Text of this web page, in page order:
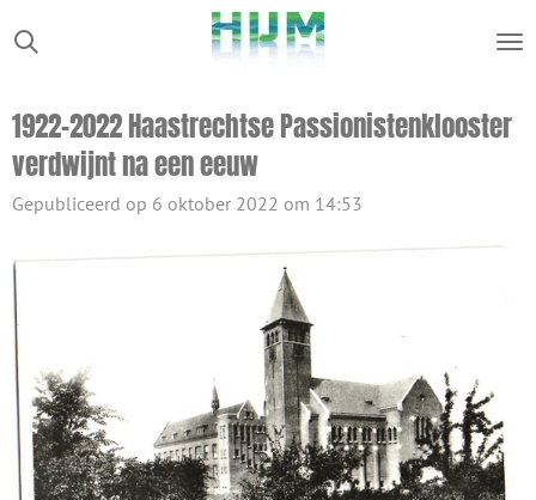
Ga
direct
de
hoofdinhoud
1922-2022 Haastrechtse Passionistenklooster
verdwijnt na een eeuw
Gepubliceerd op 6 oktober 2022 om 14:53